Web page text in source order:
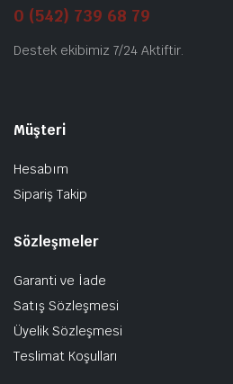
0 (542) 739 68 79
Destek ekibimiz 7/24 Aktiftir.
Müşteri
Hesabım
Sipariş Takip
Sözleşmeler
Garanti ve İade
Satış Sözleşmesi
Üyelik Sözleşmesi
Teslimat Koşulları